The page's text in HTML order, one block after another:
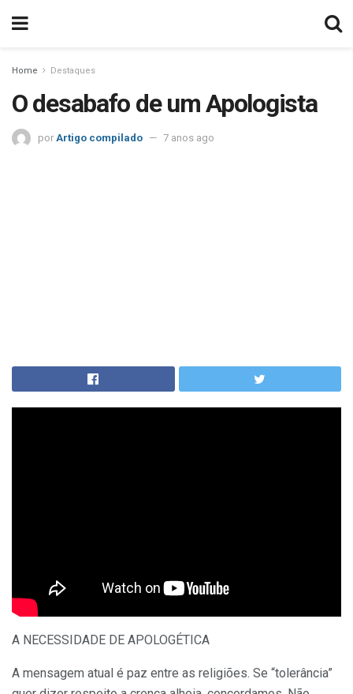
Home Destaques
O desabafo de um Apologista
por Artigo compilado 7 anos ago
A NECESSIDADE DE APOLOGÉTICA
A mensagem atual é paz entre as religiões. Se “tolerância”